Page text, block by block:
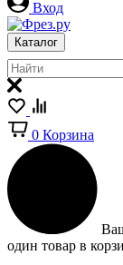
Вход
Каталог
0 Корзина
один товар в